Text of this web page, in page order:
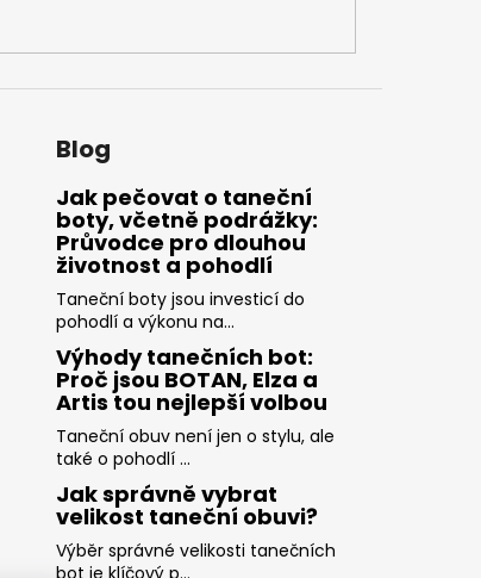
Blog
Jak pečovat o taneční
boty, včetně podrážky:
Průvodce pro dlouhou
životnost a pohodlí
Taneční boty jsou investicí do
pohodlí a výkonu na...
Výhody tanečních bot:
Proč jsou BOTAN, Elza a
Artis tou nejlepší volbou
Taneční obuv není jen o stylu, ale
také o pohodlí ...
Jak správně vybrat
velikost taneční obuvi?
Výběr správné velikosti tanečních
bot je klíčový p...